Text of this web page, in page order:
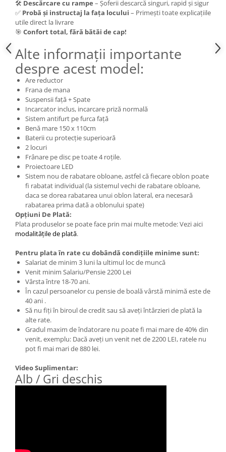
Acumulatori 24V
Acumulatori 36V
Acumulatori 48V
Cauciucuri
Cauciucuri Fat Bike
Camere
Controllere
Display
Incarcatoare 24V
Incarcatoare 36V
Incarcatoare 48V
ACCESORII
Lumini
Kit Conversie
Piese Trotinete Electrice
PIESE UNIVERSALE
Baterie Trotineta Electrica
Cauciuc Trotineta Electrica
Camera Trotineta Electrica
Incarcator Trotineta Electrica
Controller Trotineta Electrica
Acceleratie Trotineta Electrica
Display/Ecran Trotineta Electrica
Motor Trotineta Electrica
Kit Frână Hidraulică
Franare Trotineta Electrica
Aparatori Noroi Trotineta Electrica
Electrice Diverse, Contacte,
Butoane
🛠️ Descărcare cu rampe – Șoferii descarcă singuri, rapid și sigur
✅ Probă și instructaj la fața locului – Primești toate explicațiile
utile direct la livrare
🎯 Confort total, fără bătăi de cap!
Alte informații importante
despre acest model:
Are reductor
Frana de mana
Suspensii față + Spate
Incarcator inclus, incarcare priză normală
Sistem antifurt pe furca față
Benă mare 150 x 110cm
Baterii cu protecție superioară
2 locuri
Frânare pe disc pe toate 4 roțile.
Proiectoare LED
Sistem nou de rabatare obloane, astfel că fiecare oblon poate
fi rabatat individual (la sistemul vechi de rabatare obloane,
daca se dorea rabatarea unui oblon lateral, era necesară
rabatarea prima dată a oblonului spate)
Opțiuni De Plată:
Plata produselor se poate face prin mai multe metode: Vezi aici
modalitățile de plată.
Pentru plata în rate cu dobândă condițiile minime sunt:
Salariat de minim 3 luni la ultimul loc de muncă
Venit minim Salariu/Pensie 2200 Lei
Vârsta între 18-70 ani.
În cazul persoanelor cu pensie de boală vârstă minimă este de
40 ani .
Să nu fiți în biroul de credit sau să aveți întârzieri de plată la
alte rate.
Gradul maxim de îndatorare nu poate fi mai mare de 40% din
venit, exemplu: Dacă aveți un venit net de 2200 LEI, ratele nu
pot fi mai mari de 880 lei.
Video Suplimentar:
Alb / Gri deschis